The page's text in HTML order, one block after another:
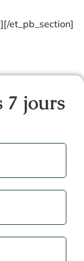
et_pb_section]
7 jours